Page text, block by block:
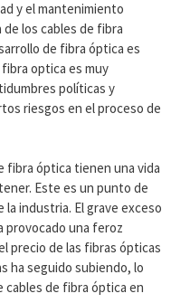
y el mantenimiento
los cables de fibra
de fibra óptica es
optica es muy
políticas y
riesgos en el proceso de
fibra óptica tienen una vida
Este es un punto de
industria. El grave exceso
provocado una feroz
precio de las fibras ópticas
ha seguido subiendo, lo
cables de fibra óptica en